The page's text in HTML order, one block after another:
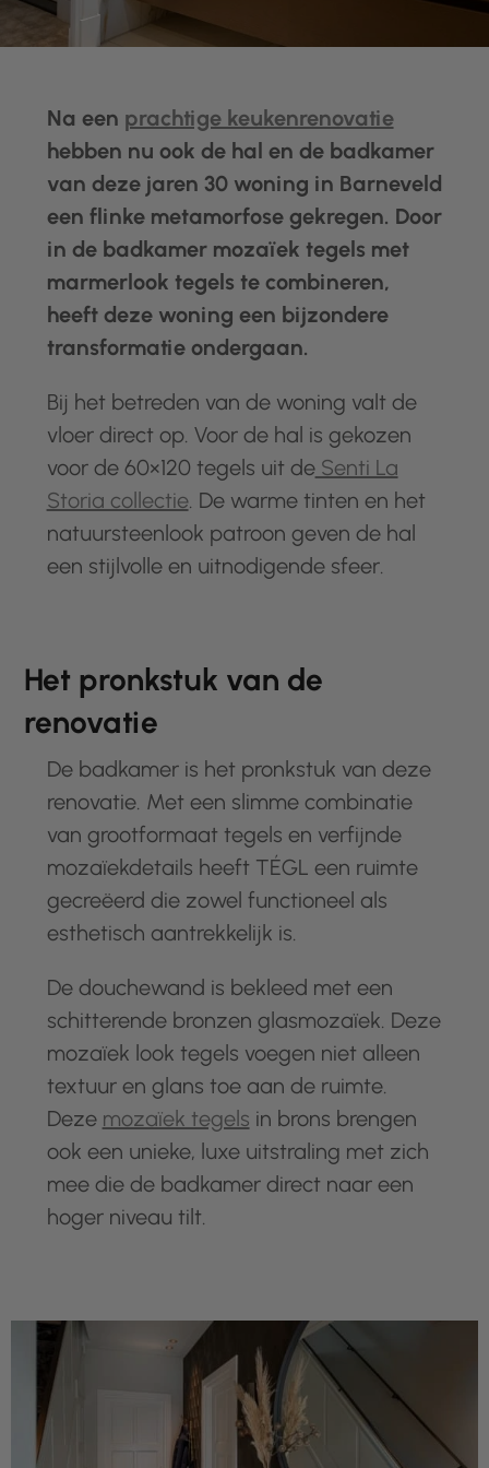
Na een prachtige keukenrenovatie
hebben nu ook de hal en de badkamer
van deze jaren 30 woning in Barneveld
een flinke metamorfose gekregen. Door
in de badkamer mozaïek tegels met
marmerlook tegels te combineren,
heeft deze woning een bijzondere
transformatie ondergaan.
Bij het betreden van de woning valt de
vloer direct op. Voor de hal is gekozen
voor de 60×120 tegels uit deSenti La
Storia collectie. De warme tinten en het
natuursteenlook patroon geven de hal
een stijlvolle en uitnodigende sfeer.
Het pronkstuk van de
renovatie
De badkamer is het pronkstuk van deze
renovatie. Met een slimme combinatie
van grootformaat tegels en verfijnde
mozaïekdetails heeft TÉGL een ruimte
gecreëerd die zowel functioneel als
esthetisch aantrekkelijk is.
De douchewand is bekleed met een
schitterende bronzen glasmozaïek. Deze
mozaïek look tegels voegen niet alleen
textuur en glans toe aan de ruimte.
Deze mozaïek tegels in brons brengen
ook een unieke, luxe uitstraling met zich
mee die de badkamer direct naar een
hoger niveau tilt.